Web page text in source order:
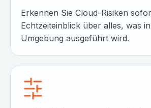
Erkennen Sie Cloud-Risiken
Echtzeiteinblick über alles, was
Umgebung ausgeführt wird.